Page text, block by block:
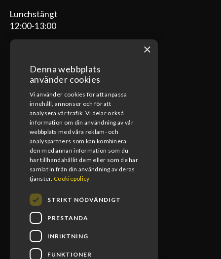
Lunchstängt
12:00-13:00
ÖPPETTIDER VERKSTAD
Måndag-Fredag
08:00-17:00
Lunchstängt
12:00-13:00
×
Denna webbplats
använder cookies
Vi använder cookies för att anpassa
innehåll, annonser och för att
analysera vår trafik. Vi delar också
information om din användning av vår
webbplats med våra reklam- och
analyspartners som kan kombinera
den med annan information som du
har tillhandahållit dem eller som de har
samlat in från din användning av deras
tjänster. Cookiepolicy
STRIKT NÖDVÄNDIGT
PRESTANDA
INRIKTNING
FUNKTIONER